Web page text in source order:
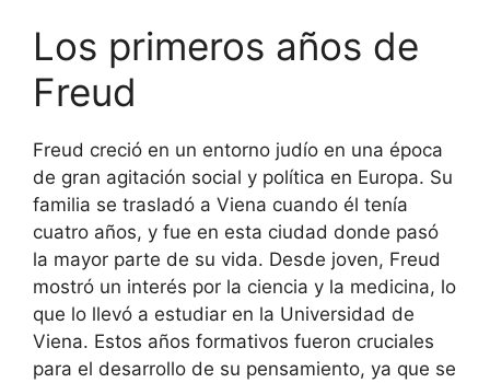
Los primeros años de
Freud
Freud creció en un entorno judío en una época
de gran agitación social y política en Europa. Su
familia se trasladó a Viena cuando él tenía
cuatro años, y fue en esta ciudad donde pasó
la mayor parte de su vida. Desde joven, Freud
mostró un interés por la ciencia y la medicina, lo
que lo llevó a estudiar en la Universidad de
Viena. Estos años formativos fueron cruciales
para el desarrollo de su pensamiento, ya que se